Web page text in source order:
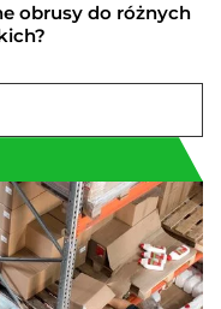
obrusy do różnych